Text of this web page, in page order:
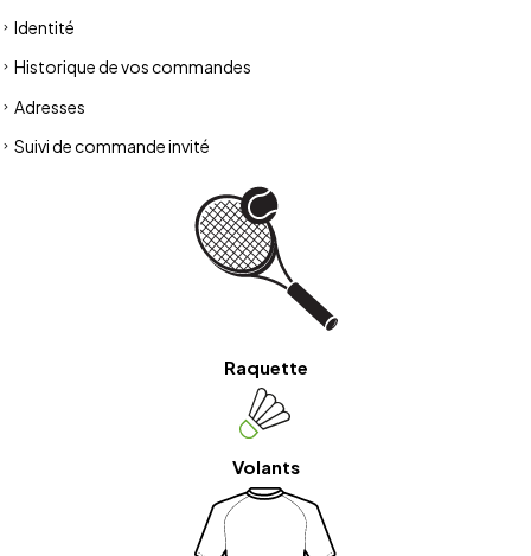
Identité
Historique de vos commandes
Adresses
Suivi de commande invité
Raquette
Volants